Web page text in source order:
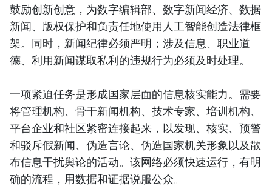
鼓励创新创意，为数字编辑部、数字新闻经济、数据
新闻、版权保护和负责任地使用人工智能创造法律框
架。同时，新闻纪律必须严明；涉及信息、职业道
德、利用新闻谋取私利的违规行为必须及时处理。
一项紧迫任务是形成国家层面的信息核实能力。需要
将管理机构、骨干新闻机构、技术专家、培训机构、
平台企业和社区紧密连接起来，以发现、核实、预警
和驳斥假新闻、伪造言论、伪造国家机关形象以及散
布信息干扰舆论的活动。该网络必须快速运行，有明
确的流程，用数据和证据说服公众。